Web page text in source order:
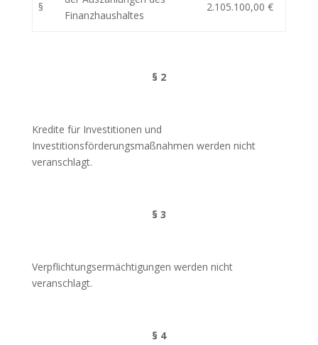
§
Finanzhaushaltes
2.105.100,00 €
§ 2
Kredite für Investitionen und
Investitionsförderungsmaßnahmen werden nicht
veranschlagt.
§ 3
Verpflichtungsermächtigungen werden nicht
veranschlagt.
§ 4